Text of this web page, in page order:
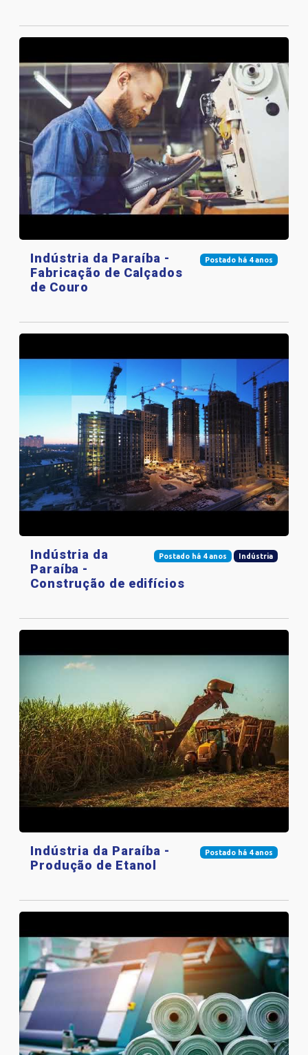
Postado há 4 anos
Indústria da Paraíba -
Fabricação de Calçados
de Couro
Postado há 4 anos Indústria
Indústria da
Paraíba -
Construção de edifícios
Postado há 4 anos
Indústria da Paraíba -
Produção de Etanol